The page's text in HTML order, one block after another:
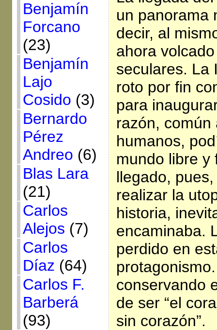
Benjamín
Forcano
(23)
Benjamín
Lajo
Cosido (3)
Bernardo
Pérez
Andreo (6)
Blas Lara
(21)
Carlos
Alejos (7)
Carlos
Díaz (64)
Carlos F.
Barberá
(93)
un panorama
decir, al
ahora
seculares. La
roto por fin
para
razón, común
humanos,
mundo libre y
llegado,
realizar la
historia,
encaminaba.
perdido en
conservando
de ser “el
sin corazón”.